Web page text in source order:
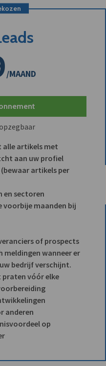
/MAAND
artikels met
aan uw profiel
artikels per
en sectoren
voorbije maanden bij
of prospects
wanneer er
bedrijf verschijnt.
praten vóór elke
anderen
op